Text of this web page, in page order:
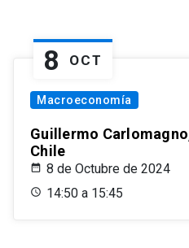
8 OCT
Macroeconomía
Guillermo
Chile
8 de Octubre de 2024
14:50 a 15:45